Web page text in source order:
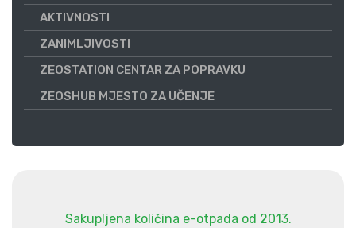
AKTIVNOSTI
ZANIMLJIVOSTI
ZEOSTATION CENTAR ZA POPRAVKU
ZEOSHUB MJESTO ZA UČENJE
Sakupljena količina e-otpada od 2013.